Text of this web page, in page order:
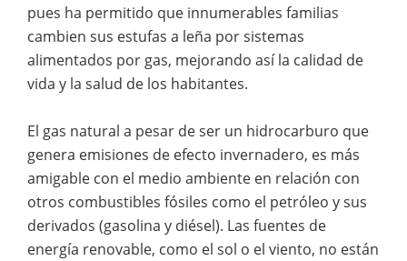
pues ha permitido que innumerables familias
cambien sus estufas a leña por sistemas
alimentados por gas, mejorando así la calidad de
vida y la salud de los habitantes.
El gas natural a pesar de ser un hidrocarburo que
genera emisiones de efecto invernadero, es más
amigable con el medio ambiente en relación con
otros combustibles fósiles como el petróleo y sus
derivados (gasolina y diésel). Las fuentes de
energía renovable, como el sol o el viento, no están